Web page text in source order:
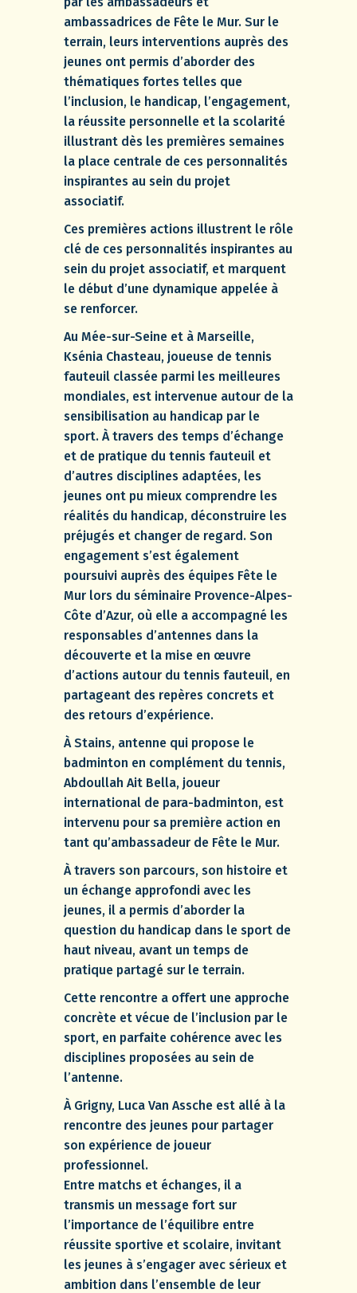
ambassadrices de Fête le Mur. Sur le
terrain, leurs interventions auprès des
jeunes ont permis d’aborder des
thématiques fortes telles que
l’inclusion, le handicap, l’engagement,
la réussite personnelle et la scolarité
illustrant dès les premières semaines
la place centrale de ces personnalités
inspirantes au sein du projet
associatif.
Ces premières actions illustrent le rôle
clé de ces personnalités inspirantes au
sein du projet associatif, et marquent
le début d’une dynamique appelée à
se renforcer.
Au Mée-sur-Seine et à Marseille,
Ksénia Chasteau, joueuse de tennis
fauteuil classée parmi les meilleures
mondiales, est intervenue autour de la
sensibilisation au handicap par le
sport. À travers des temps d’échange
et de pratique du tennis fauteuil et
d’autres disciplines adaptées, les
jeunes ont pu mieux comprendre les
réalités du handicap, déconstruire les
préjugés et changer de regard. Son
engagement s’est également
poursuivi auprès des équipes Fête le
Mur lors du séminaire Provence-Alpes-
Côte d’Azur, où elle a accompagné les
responsables d’antennes dans la
découverte et la mise en œuvre
d’actions autour du tennis fauteuil, en
partageant des repères concrets et
des retours d’expérience.
À Stains, antenne qui propose le
badminton en complément du tennis,
Abdoullah Ait Bella, joueur
international de para-badminton, est
intervenu pour sa première action en
tant qu’ambassadeur de Fête le Mur.
À travers son parcours, son histoire et
un échange approfondi avec les
jeunes, il a permis d’aborder la
question du handicap dans le sport de
haut niveau, avant un temps de
pratique partagé sur le terrain.
Cette rencontre a offert une approche
concrète et vécue de l’inclusion par le
sport, en parfaite cohérence avec les
disciplines proposées au sein de
l’antenne.
À Grigny, Luca Van Assche est allé à la
rencontre des jeunes pour partager
son expérience de joueur
professionnel.
Entre matchs et échanges, il a
transmis un message fort sur
l’importance de l’équilibre entre
réussite sportive et scolaire, invitant
les jeunes à s’engager avec sérieux et
ambition dans l’ensemble de leur